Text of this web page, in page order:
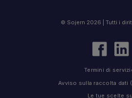
© Sojern 2026 | Tutti i
Termini di
Avviso sulla raccolta dati
Le tue scelte